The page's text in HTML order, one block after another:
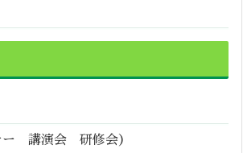
ー 講演会 研修会）